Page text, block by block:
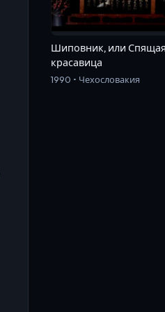
Шиповник, или
красавица
1990 • Чехословакия